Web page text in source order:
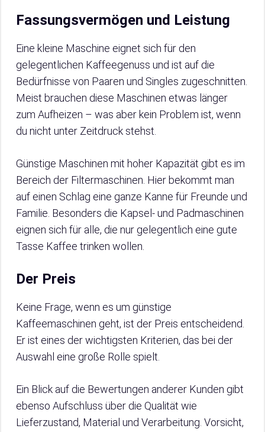
Fassungsvermögen und Leistung
Eine kleine Maschine eignet sich für den
gelegentlichen Kaffeegenuss und ist auf die
Bedürfnisse von Paaren und Singles zugeschnitten.
Meist brauchen diese Maschinen etwas länger
zum Aufheizen – was aber kein Problem ist, wenn
du nicht unter Zeitdruck stehst.
Günstige Maschinen mit hoher Kapazität gibt es im
Bereich der Filtermaschinen. Hier bekommt man
auf einen Schlag eine ganze Kanne für Freunde und
Familie. Besonders die Kapsel- und Padmaschinen
eignen sich für alle, die nur gelegentlich eine gute
Tasse Kaffee trinken wollen.
Der Preis
Keine Frage, wenn es um günstige
Kaffeemaschinen geht, ist der Preis entscheidend.
Er ist eines der wichtigsten Kriterien, das bei der
Auswahl eine große Rolle spielt.
Ein Blick auf die Bewertungen anderer Kunden gibt
ebenso Aufschluss über die Qualität wie
Lieferzustand, Material und Verarbeitung. Vorsicht,